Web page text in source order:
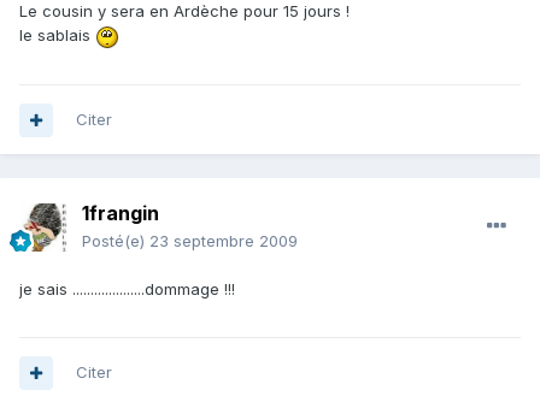
Le cousin y sera en Ardèche pour 15 jours !
le sablais
Citer
1frangin
Posté(e) 23 septembre 2009
je sais ....................dommage !!!
Citer